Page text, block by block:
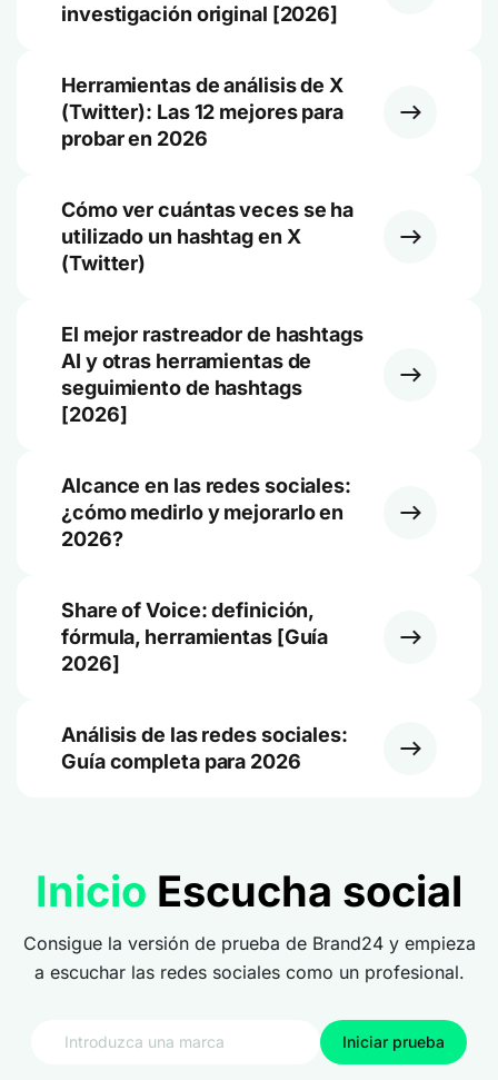
investigación original [2026]
Herramientas de análisis de X
(Twitter): Las 12 mejores para
probar en 2026
Cómo ver cuántas veces se ha
utilizado un hashtag en X
(Twitter)
El mejor rastreador de hashtags
AI y otras herramientas de
seguimiento de hashtags
[2026]
Alcance en las redes sociales:
¿cómo medirlo y mejorarlo en
2026?
Share of Voice: definición,
fórmula, herramientas [Guía
2026]
Análisis de las redes sociales:
Guía completa para 2026
Inicio Escucha social
Consigue la versión de prueba de Brand24 y empieza
a escuchar las redes sociales como un profesional.
Iniciar prueba